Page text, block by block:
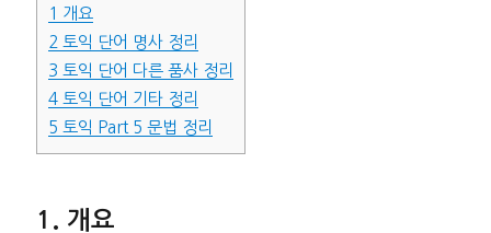
1 개요
2 토익 단어 명사 정리
3 토익 단어 다른 품사 정리
4토익 단어 기타 정리
5 토익 Part 5 문법 정리
개요